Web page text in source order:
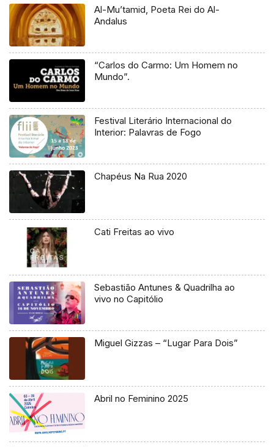
Al-Mu’tamid, Poeta Rei do Al-
Andalus
“Carlos do Carmo: Um Homem no
Mundo”.
Festival Literário Internacional do
Interior: Palavras de Fogo
Chapéus Na Rua 2020
Cati Freitas ao vivo
Sebastião Antunes & Quadrilha ao
vivo no Capitólio
Miguel Gizzas – “Lugar Para Dois”
Abril no Feminino 2025